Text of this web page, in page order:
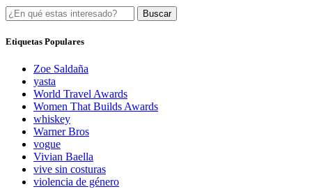
Buscar
Etiquetas Populares
Zoe Saldaña
yasta
World Travel Awards
Women That Builds Awards
whiskey
Warner Bros
vogue
Vivian Baella
vive sin costuras
violencia de género